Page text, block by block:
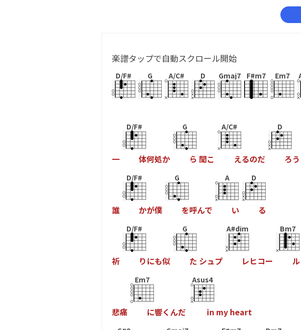
楽譜タップで自動スクロール開始
D/F# G A/C# D Gmaj7 F#m7 Em7
一
D/F#
体何処か
G
ら 聞こ
A/C#
えるのだ
D
ろう
誰
D/F#
かが僕
G
を呼んで
A
い
D
る
祈
D/F#
り にも似
G
た シュプ
A#dim
レヒコー
Bm7
ル
悲痛
Em7
に響く んだ
Asus4
in my heart